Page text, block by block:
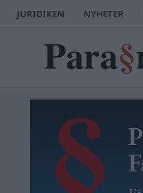
JURIDIKEN NYHETER